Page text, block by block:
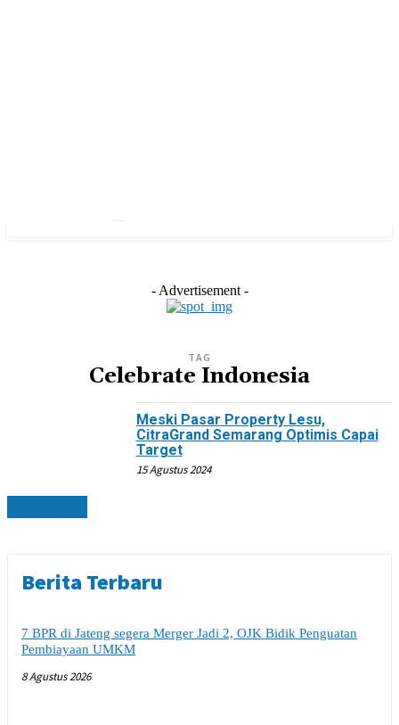
- Advertisement -
TAG
Celebrate Indonesia
Meski Pasar Property Lesu,
CitraGrand Semarang Optimis Capai
Target
15 Agustus 2024
Berita Terbaru
7 BPR di Jateng segera Merger Jadi 2, OJK Bidik Penguatan
Pembiayaan UMKM
8 Agustus 2026